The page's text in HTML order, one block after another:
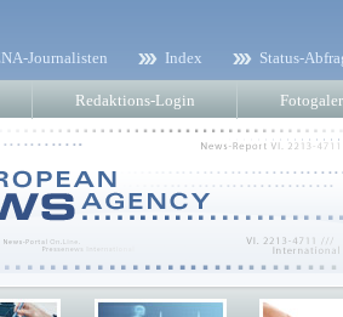
Journalisten Index Status-
Redaktions-Login